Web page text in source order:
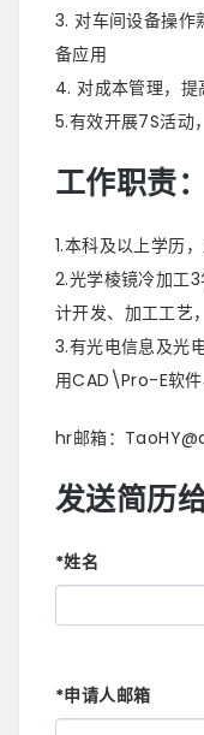
3. 对车间设备操作
备应用
4. 对成本管理，提
5.有效开展7S活动
工作职责：
1.本科及以上学历，
2.光学棱镜冷加工
计开发、加工工艺
3.有光电信息及光
用CAD\Pro-E软件
hr邮箱：
发送简历
*姓名
*申请人邮箱